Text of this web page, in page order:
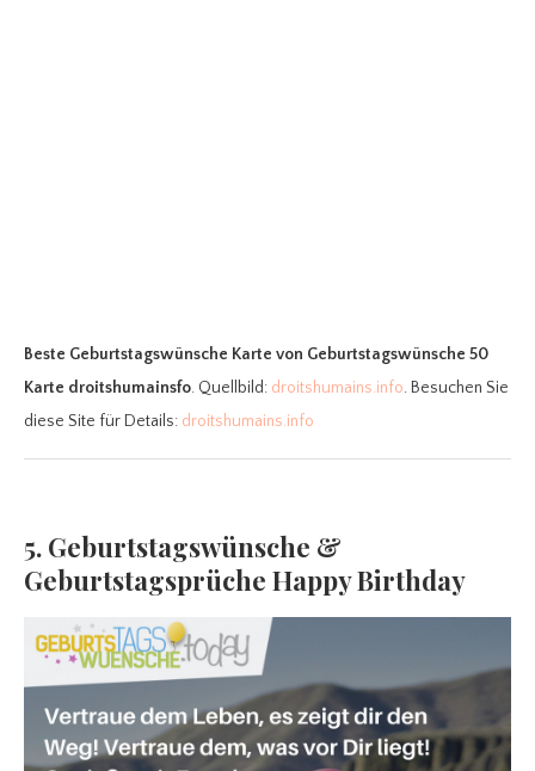
Beste Geburtstagswünsche Karte von Geburtstagswünsche 50
Karte droitshumainsfo. Quellbild: droitshumains.info. Besuchen Sie
diese Site für Details: droitshumains.info
5. Geburtstagswünsche &
Geburtstagsprüche Happy Birthday